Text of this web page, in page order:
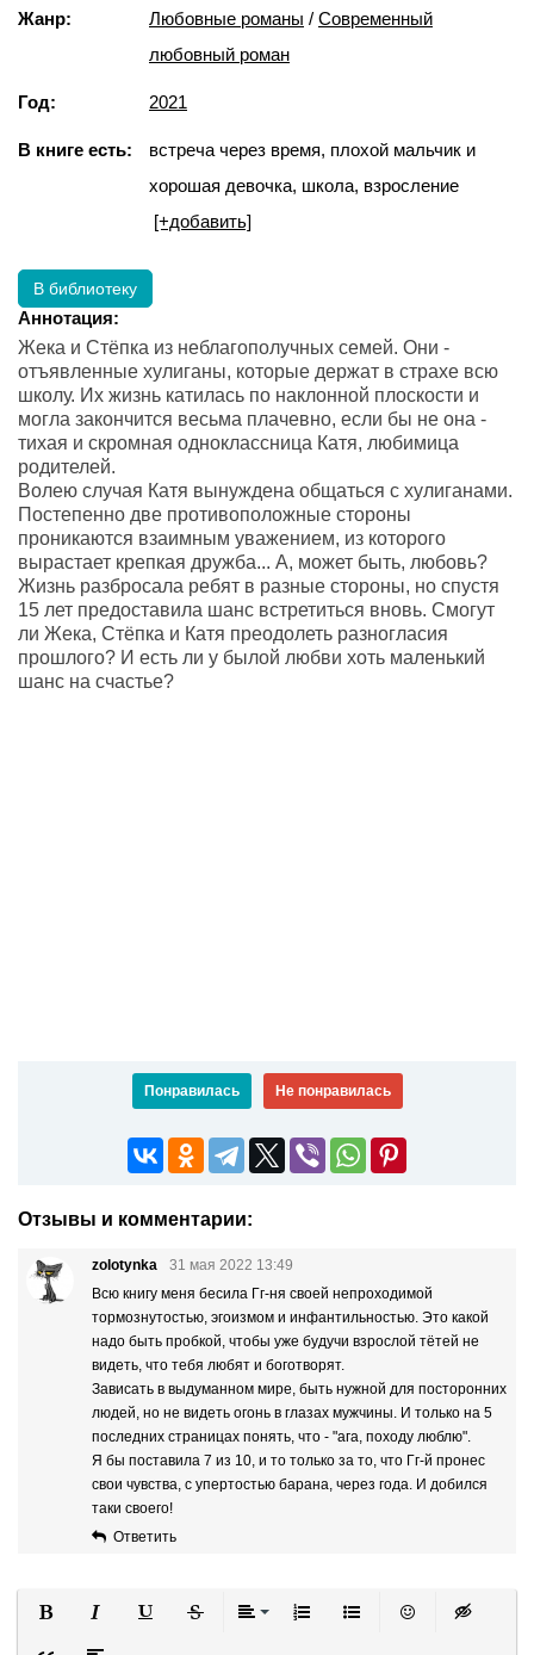
Жанр: Любовные романы / Современный
любовный роман
Год: 2021
В книге есть:
встреча через время, плохой мальчик и
хорошая девочка, школа, взросление
[+добавить]
В библиотеку
Аннотация:
Жека и Стёпка из неблагополучных семей. Они -
отъявленные хулиганы, которые держат в страхе всю
школу. Их жизнь катилась по наклонной плоскости и
могла закончится весьма плачевно, если бы не она -
тихая и скромная одноклассница Катя, любимица
родителей.
Волею случая Катя вынуждена общаться с хулиганами.
Постепенно две противоположные стороны
проникаются взаимным уважением, из которого
вырастает крепкая дружба... А, может быть, любовь?
Жизнь разбросала ребят в разные стороны, но спустя
15 лет предоставила шанс встретиться вновь. Смогут
ли Жека, Стёпка и Катя преодолеть разногласия
прошлого? И есть ли у былой любви хоть маленький
шанс на счастье?
Понравилась Не понравилась
Отзывы и комментарии:
zolotynka
31 мая 2022 13:49
Всю книгу меня бесила Гг-ня своей непроходимой
тормознутостью, эгоизмом и инфантильностью. Это какой
надо быть пробкой, чтобы уже будучи взрослой тётей не
видеть, что тебя любят и боготворят.
Зависать в выдуманном мире, быть нужной для посторонних
людей, но не видеть огонь в глазах мужчины. И только на 5
последних страницах понять, что - "ага, походу люблю".
Я бы поставила 7 из 10, и то только за то, что Гг-й пронес
свои чувства, с упертостью барана, через года. И добился
таки своего!
Ответить